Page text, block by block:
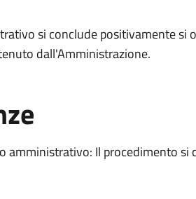
si conclude positivamente si
dall'Amministrazione.
amministrativo: Il procedimento si